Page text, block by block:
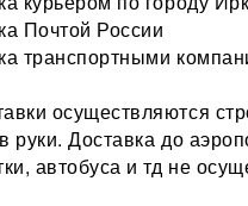
Почтой России
транспортными
осуществляются
руки. Доставка до
автобуса и тд не